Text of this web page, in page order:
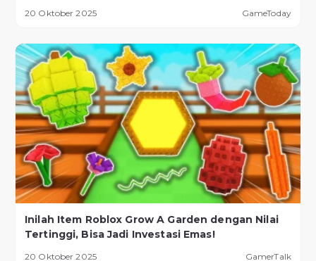
20 Oktober 2025 GameToday
Inilah Item Roblox Grow A Garden dengan Nilai
Tertinggi, Bisa Jadi Investasi Emas!
20 Oktober 2025 GamerTalk